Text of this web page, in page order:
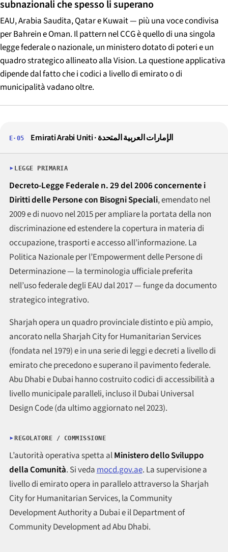
subnazionali che spesso li superano
EAU, Arabia Saudita, Qatar e Kuwait — più una voce condivisa
per Bahrein e Oman. Il pattern nel CCG è quello di una singola
legge federale o nazionale, un ministero dotato di poteri e un
quadro strategico allineato alla Vision. La questione applicativa
dipende dal fatto che i codici a livello di emirato o di
municipalità vadano oltre.
E·05 Emirati Arabi Uniti · الإمارات العربية المتحدة
LEGGE PRIMARIA
Decreto-Legge Federale n. 29 del 2006 concernente i
Diritti delle Persone con Bisogni Speciali, emendato nel
2009 e di nuovo nel 2015 per ampliare la portata della non
discriminazione ed estendere la copertura in materia di
occupazione, trasporti e accesso all’informazione. La
Politica Nazionale per l’Empowerment delle Persone di
Determinazione — la terminologia ufficiale preferita
nell’uso federale degli EAU dal 2017 — funge da documento
strategico integrativo.
Sharjah opera un quadro provinciale distinto e più ampio,
ancorato nella Sharjah City for Humanitarian Services
(fondata nel 1979) e in una serie di leggi e decreti a livello di
emirato che precedono e superano il pavimento federale.
Abu Dhabi e Dubai hanno costruito codici di accessibilità a
livello municipale paralleli, incluso il Dubai Universal
Design Code (da ultimo aggiornato nel 2023).
REGOLATORE / COMMISSIONE
L’autorità operativa spetta alMinistero dello Sviluppo
della Comunità. Si vedamocd.gov.ae. La supervisione a
livello di emirato opera in parallelo attraverso la Sharjah
City for Humanitarian Services, la Community
Development Authority a Dubai e il Department of
Community Development ad Abu Dhabi.